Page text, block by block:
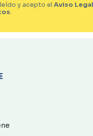
y acepto el Aviso Legal
.